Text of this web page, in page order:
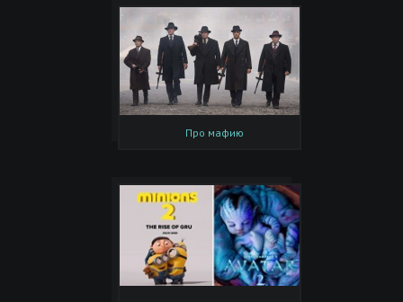
Про мафию